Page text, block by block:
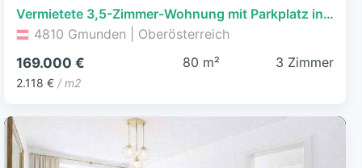
Vermietete 3,5-Zimmer-Wohnung mit Parkplatz in Gmunden | Perfekt für Anleger & spätere Eigennutzer
4810 Gmunden | Oberösterreich
169.000 €
2.118 € / m2
80 m² 3 Zimmer